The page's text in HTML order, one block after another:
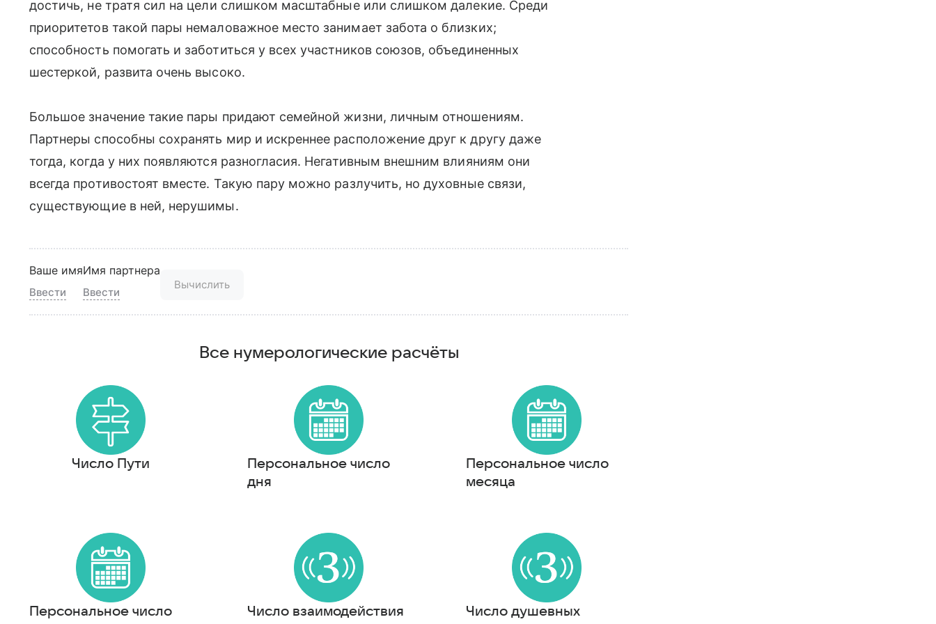
достичь, не тратя сил на цели слишком масштабные или слишком далекие. Среди
приоритетов такой пары немаловажное место занимает забота о близких;
способность помогать и заботиться у всех участников союзов, объединенных
шестеркой, развита очень высоко.
Большое значение такие пары придают семейной жизни, личным отношениям.
Партнеры способны сохранять мир и искреннее расположение друг к другу даже
тогда, когда у них появляются разногласия. Негативным внешним влияниям они
всегда противостоят вместе. Такую пару можно разлучить, но духовные связи,
существующие в ней, нерушимы.
Ваше имя
Ввести
Имя партнера
Ввести
Вычислить
Все нумерологические расчёты
Число Пути
Персональное число
дня
Персональное число
месяца
Персональное число
Число взаимодействия
Число душевных